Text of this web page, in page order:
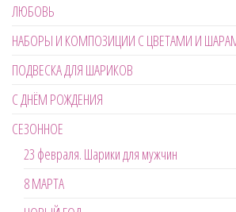
ЛЮБОВЬ
НАБОРЫ И КОМПОЗИЦИИ С ЦВЕТАМИ И
ПОДВЕСКА ДЛЯ ШАРИКОВ
С ДНЁМ РОЖДЕНИЯ
СЕЗОННОЕ
23 февраля. Шарики для мужчин
8 МАРТА